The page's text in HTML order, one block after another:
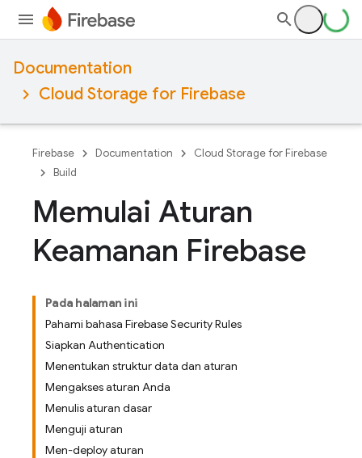
Documentation
Cloud Storage for Firebase
Firebase Documentation
Cloud Storage for Firebase
Build
Memulai Aturan
Keamanan Firebase
Pada halaman ini
Pahami bahasa Firebase Security Rules
Siapkan Authentication
Menentukan struktur data dan aturan
Mengakses aturan Anda
Menulis aturan dasar
Menguji aturan
Men-deploy aturan